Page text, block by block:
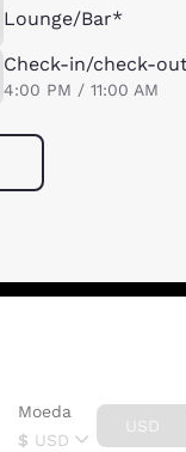
Lounge/Bar*
Check-in/check-
4:00 PM / 11:00 AM
$ USD
Moeda
USD